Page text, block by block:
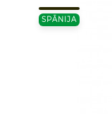
SPĀNIJA